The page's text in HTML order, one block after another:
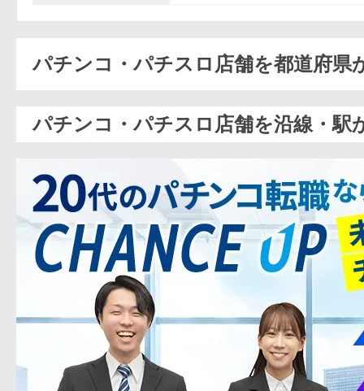
パチンコ・パチスロ店舗を都道府県
パチンコ・パチスロ店舗を沿線・駅